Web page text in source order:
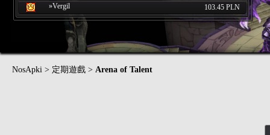
»Vergil
103.45 PLN
NosApki > 定期遊戲 > Arena of Talent